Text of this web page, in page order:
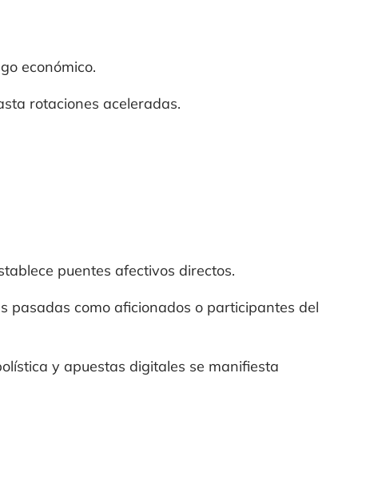
económico.
rotaciones aceleradas.
puentes afectivos directos.
pasadas como aficionados o participantes del
y apuestas digitales se manifiesta